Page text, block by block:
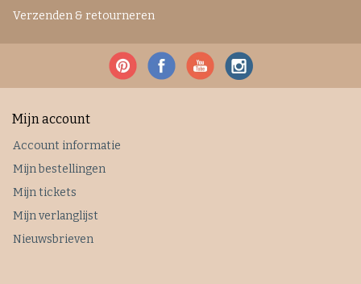
Verzenden & retourneren
Mijn account
Account informatie
Mijn bestellingen
Mijn tickets
Mijn verlanglijst
Nieuwsbrieven